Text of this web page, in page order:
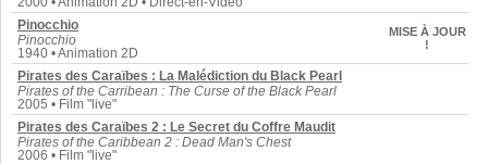
Pinocchio
Pinocchio
1940 • Animation 2D
MISE À JOUR
!
Pirates des Caraïbes : La Malédiction du Black Pearl
Pirates of the Carribean : The Curse of the Black Pearl
2005 • Film "live"
Pirates des Caraïbes 2 : Le Secret du Coffre Maudit
Pirates of the Caribbean 2 : Dead Man's Chest
2006 • Film "live"